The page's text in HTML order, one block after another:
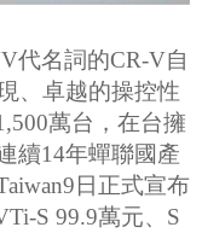
代名詞的CR-V自
、卓越的操控性
萬台，在台擁
續14年蟬聯國產
日正式宣布
S 99.9萬元、S